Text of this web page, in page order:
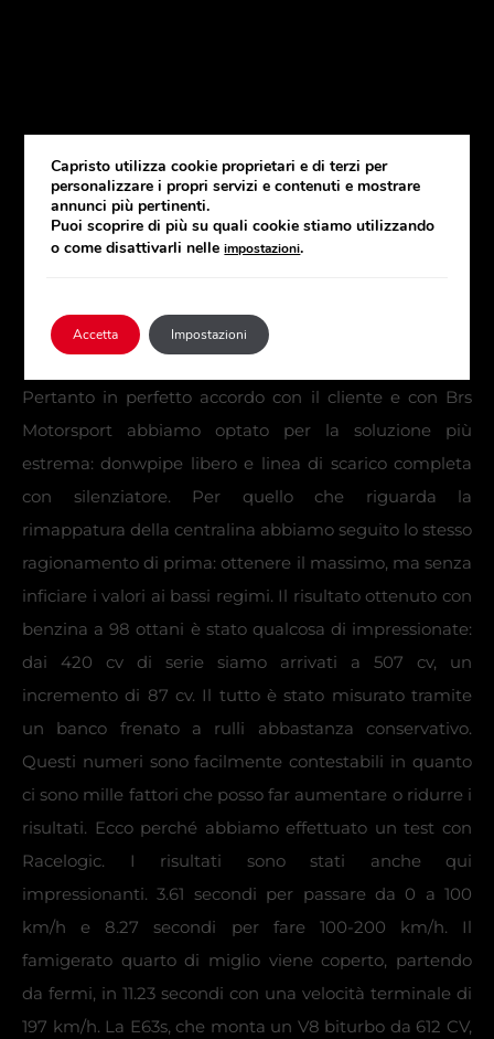
Pertanto in perfetto accordo con il cliente e con Brs
Motorsport abbiamo optato per la soluzione più
estrema: donwpipe libero e linea di scarico completa
con silenziatore. Per quello che riguarda la
rimappatura della centralina abbiamo seguito lo stesso
ragionamento di prima: ottenere il massimo, ma senza
inficiare i valori ai bassi regimi. Il risultato ottenuto con
benzina a 98 ottani è stato qualcosa di impressionate:
dai 420 cv di serie siamo arrivati a 507 cv, un
incremento di 87 cv. Il tutto è stato misurato tramite
un banco frenato a rulli abbastanza conservativo.
Questi numeri sono facilmente contestabili in quanto
ci sono mille fattori che posso far aumentare o ridurre i
risultati. Ecco perché abbiamo effettuato un test con
Racelogic. I risultati sono stati anche qui
impressionanti. 3.61 secondi per passare da 0 a 100
km/h e 8.27 secondi per fare 100-200 km/h. Il
famigerato quarto di miglio viene coperto, partendo
da fermi, in 11.23 secondi con una velocità terminale di
197 km/h. La E63s, che monta un V8 biturbo da 612 CV,
Capristo utilizza cookie proprietari e di terzi per
personalizzare i propri servizi e contenuti e mostrare
annunci più pertinenti.
Puoi scoprire di più su quali cookie stiamo utilizzando
o come disattivarli nelleimpostazioni.
Accetta Impostazioni